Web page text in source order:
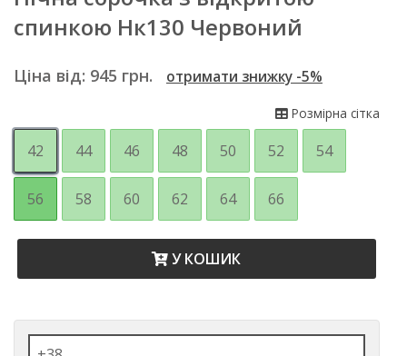
спинкою Нк130 Червоний
Ціна від: 945 грн. отримати знижку -5%
Розмірна сітка
42 44 46 48 50 52 54
56 58 60 62 64 66
У КОШИК